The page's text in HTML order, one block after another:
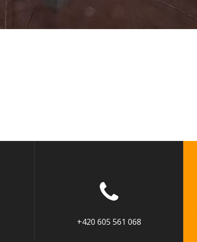
+420 605 561 068